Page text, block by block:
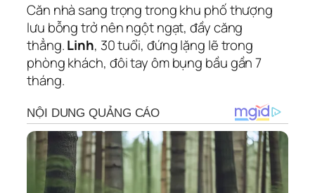
Căn nhà sang trọng trong khu phố thượng
lưu bỗng trở nên ngột ngạt, đầy căng
thẳng.Linh, 30 tuổi, đứng lặng lẽ trong
phòng khách, đôi tay ôm bụng bầu gần 7
tháng.